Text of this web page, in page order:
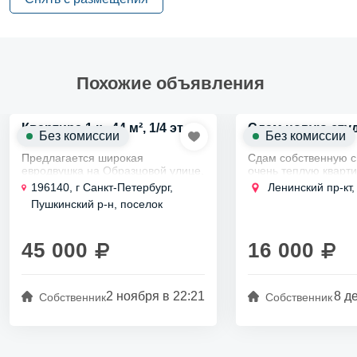
Похожие объявления
Квартира 1 к., 44 м², 1/4 эт.
Предлагается широкая
евродвушка на Образцовой улице,
расположенная в уютном и тихом
районе, дарит комфортное
проживание.
196140, г Санкт-Петербург,
Пушкинский р-н, поселок
45 000
Собственник2 ноября в 22:21
Без комиссии
Сдам новую
Сдам собственную
очень теплую
тихой части
10 минутах езды на
Ленинский пр-
16 000
Собственник8
Без комиссии